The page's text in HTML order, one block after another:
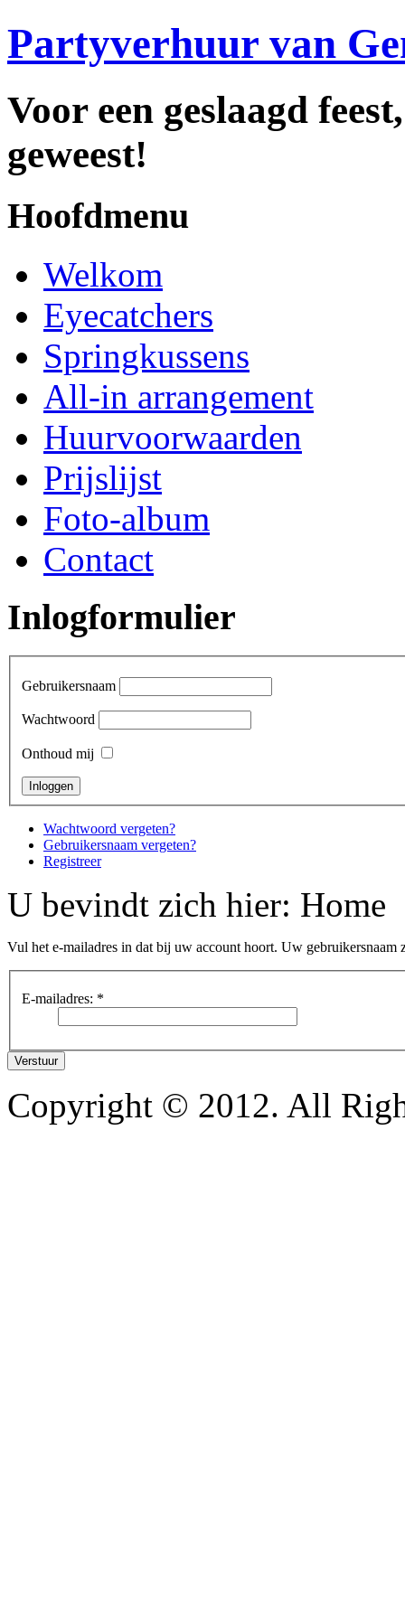
Partyverhuur van
Voor een geslaagd
geweest!
Hoofdmenu
Welkom
Eyecatchers
Springkussens
All-in arrangement
Huurvoorwaarden
Prijslijst
Foto-album
Contact
Inlogformulier
Gebruikersnaam
Wachtwoord
Onthoud mij
Wachtwoord vergeten?
Gebruikersnaam vergeten?
Registreer
U bevindt zich hier: Home
Vul het e-mailadres in dat bij uw account hoort. Uw gebruikersnaam
E-mailadres: *
Verstuur
Copyright © 2012. All